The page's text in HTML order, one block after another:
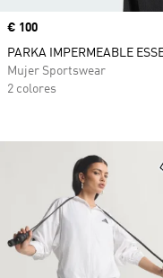
Precio
€ 100
PARKA IMPERMEABLE
Mujer Sportswear
2 colores